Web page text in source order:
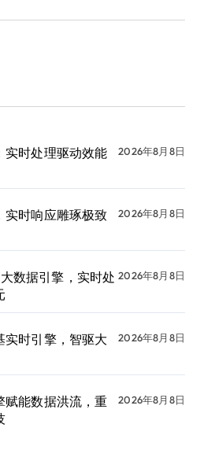
实时处理驱动效能
2026年8月8日
实时响应雕琢极致
2026年8月8日
数据引擎，实时处 2026年8月8日
时引擎，智驱大
2026年8月8日
赋能数据洪流，重
2026年8月8日